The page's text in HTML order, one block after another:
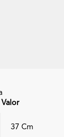
Valor
37 Cm